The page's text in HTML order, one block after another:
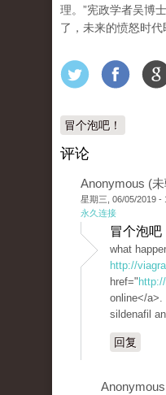
理。”宪政学者吴博
了，未来的愤怒时代
冒个泡吧！
评论
Anonymous (
星期三, 06/05/2019 -
永久连接
冒个泡
what
http://
href="
online</a>.
sildenafil
回复